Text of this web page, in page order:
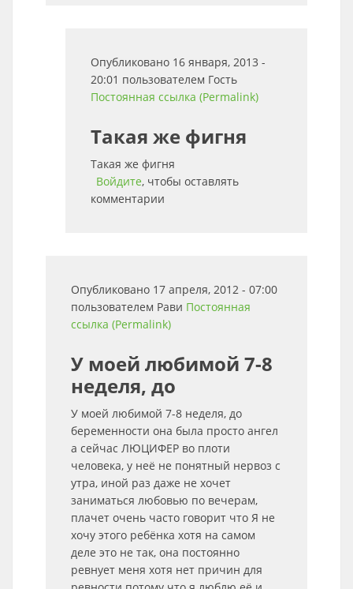
Опубликовано 16 января, 2013 -
20:01 пользователем Гость
Постоянная ссылка (Permalink)
Такая же фигня
Такая же фигня
Войдите, чтобы оставлять
комментарии
Опубликовано 17 апреля, 2012 - 07:00
пользователем Рави Постоянная
ссылка (Permalink)
У моей любимой 7-8
неделя, до
У моей любимой 7-8 неделя, до
беременности она была просто ангел
а сейчас ЛЮЦИФЕР во плоти
человека, у неё не понятный нервоз с
утра, иной раз даже не хочет
заниматься любовью по вечерам,
плачет очень часто говорит что Я не
хочу этого ребёнка хотя на самом
деле это не так, она постоянно
ревнует меня хотя нет причин для